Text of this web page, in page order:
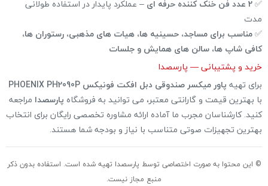
✅2 عدد فن خنک کننده حرفه ای
– عملکرد پایدار در استفاده طولانی
مدت
✅مناسب برای مساجد، حسینیه ها، هیات های مذهبی، رستوران ها،
کافی شاپ ها، سالن های همایش و جلسات
خرید و پشتیبانی — پارسصدا
برای تهیه پاور میکسر صندوقی دبل افکت فونیکس PHOENIX PH2090P
با بهترین قیمت و گارانتی معتبر، می توانید به فروشگاه پارسصدا مراجعه
کنید. کارشناسان مجرب ما آماده ارائه مشاوره تخصصی رایگان برای انتخاب
بهترین تجهیزات صوتی متناسب با نیاز و بودجه شما هستند.
© این محتوا به صورت اختصاصی توسط پارسصدا تهیه شده است. استفاده بدون ذکر
منبع مجاز نیست.